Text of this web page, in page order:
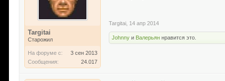
Targitai
Старожил
На форуме с:
3 сен 2013
Сообщения:
24.017
Targitai 14 апр 2014
Johnny и Валерьян нравится это.